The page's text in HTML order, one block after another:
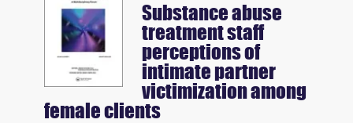
Substance abuse
treatment staff
perceptions of
intimate partner
victimization among
female clients